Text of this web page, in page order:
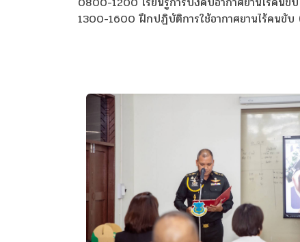
1300-1600 ฝึกปฏิบัติการใช้อากาศยานไร้คนขับ